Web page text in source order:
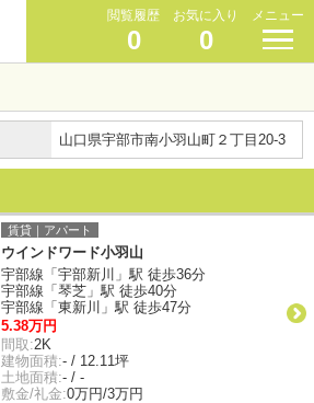
閲覧履歴
0
お気に入り
0
メニュー
山口県宇部市南小羽山町２丁目20-3
賃貸｜アパート
ウインドワード小羽山
宇部線「宇部新川」駅 徒歩36分
宇部線「琴芝」駅 徒歩40分
宇部線「東新川」駅 徒歩47分
5.38万円
間取:2K
建物面積:- / 12.11坪
土地面積:- / -
敷金/礼金:0万円/3万円